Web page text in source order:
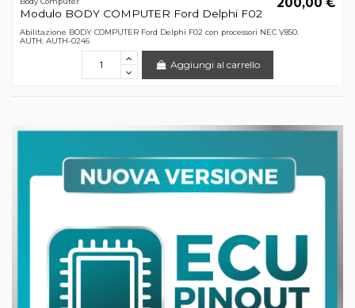
Modulo BODY COMPUTER Ford Delphi F02
Abilitazione BODY COMPUTER Ford Delphi F02 con processori NEC V850.
AUTH: AUTH-0246
Aggiungi al carrello